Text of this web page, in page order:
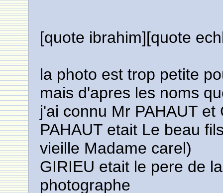
[quote ibrahim][quote
la photo est trop petite
mais d'apres les noms
j'ai connu Mr PAHAUT et
PAHAUT etait Le beau
vieille Madame carel)
GIRIEU etait le pere de
photographe